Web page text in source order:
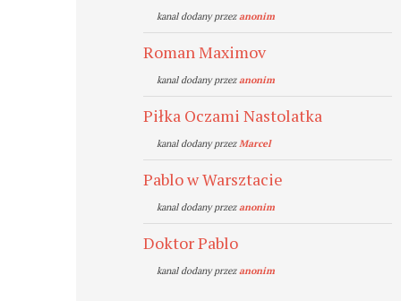
kanal dodany przezanonim
Roman Maximov
kanal dodany przezanonim
Piłka Oczami Nastolatka
kanal dodany przezMarcel
Pablo w Warsztacie
kanal dodany przezanonim
Doktor Pablo
kanal dodany przezanonim